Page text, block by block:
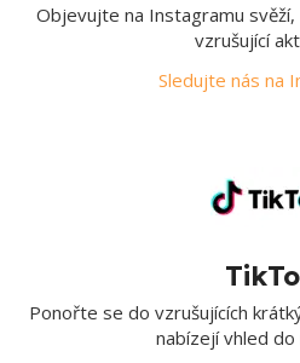
Objevujte na Instagramu
vzrušující
Sledujte nás na
Ponořte se do vzrušujících
nabízejí vhled do